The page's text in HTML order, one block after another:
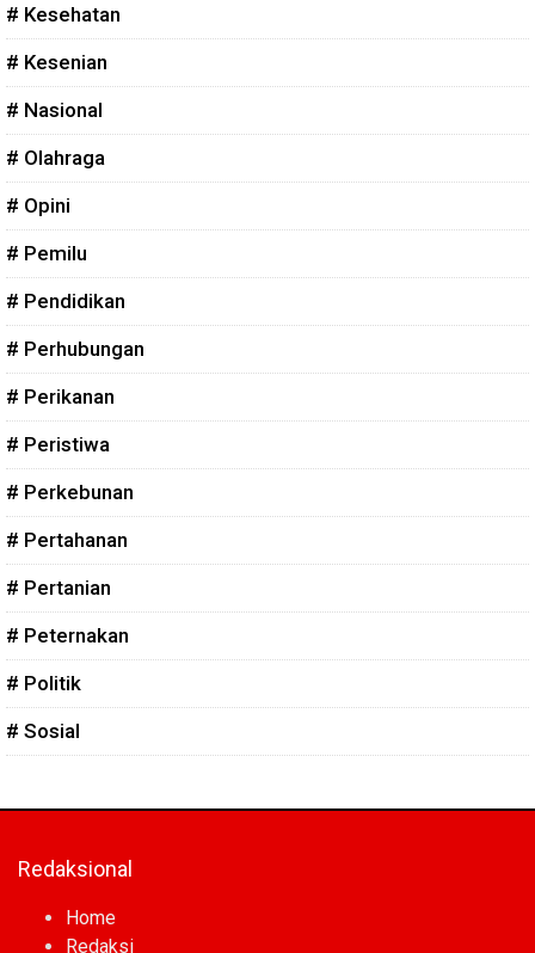
# Kesehatan
# Kesenian
# Nasional
# Olahraga
# Opini
# Pemilu
# Pendidikan
# Perhubungan
# Perikanan
# Peristiwa
# Perkebunan
# Pertahanan
# Pertanian
# Peternakan
# Politik
# Sosial
Redaksional
Home
Redaksi